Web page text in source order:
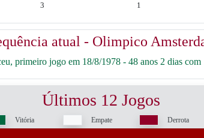
3 1
atual - Olimpico
primeiro jogo em 18/8/1978 - 48 anos 2 dias com
Últimos 12 Jogos
Vitória Empate Derrota